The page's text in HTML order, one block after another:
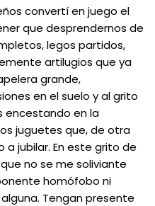
convertí en juego el
que desprendernos de
legos partidos,
artilugios que ya
grande,
en el suelo y al grito
encestando en la
juguetes que, de otra
a jubilar. En este grito de
no se me soliviante
homófobo ni
Tengan presente